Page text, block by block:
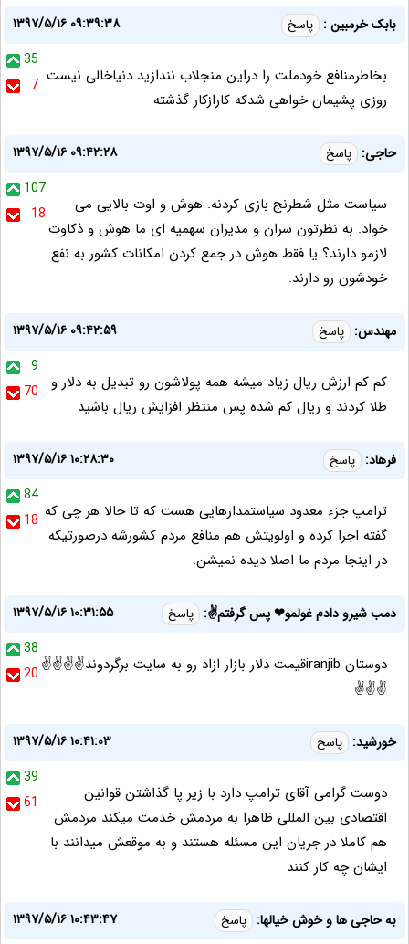
بابک خرمبین : پاسخ
۱۳۹۷/۵/۱۶ ۰۹:۳۹:۳۸
35
7 بخاطرمنافع خودملت را دراین منجلاب نندازید دنیاخالی نیست
روزی پشیمان خواهی شدکه کارازکار گذشته
حاجی: پاسخ
۱۳۹۷/۵/۱۶ ۰۹:۴۲:۲۸
107
18
سیاست مثل شطرنج بازی کردنه. هوش و اوت بالایی می
خواد. به نظرتون سران و مدیران سهمیه ای ما هوش و ذکاوت
لازمو دارند؟ یا فقط هوش در جمع کردن امکانات کشور به نفع
خودشون رو دارند.
مهندس: پاسخ
۱۳۹۷/۵/۱۶ ۰۹:۴۲:۵۹
9
70
کم کم ارزش ریال زیاد میشه همه پولاشون رو تبدیل به دلار و
طلا کردند و ریال کم شده پس منتظر افزایش ریال باشید
فرهاد: پاسخ
۱۳۹۷/۵/۱۶ ۱۰:۲۸:۳۰
84
18 ترامپ جزء معدود سیاستمدارهایی هست که تا حالا هر چی که
گفته اجرا کرده و اولویتش هم منافع مردم کشورشه درصورتیکه
در اینجا مردم ما اصلا دیده نمیشن.
دمب شیرو دادم غولمو❤ پس گرفتم✌: پاسخ
۱۳۹۷/۵/۱۶ ۱۰:۳۱:۵۵
38
20 دوستان iranjibقیمت دلار بازار ازاد رو به سایت برگردوند✌✌✌✌
✌✌✌
خورشید: پاسخ
۱۳۹۷/۵/۱۶ ۱۰:۴۱:۰۳
39
61
دوست گرامی آقای ترامپ دارد با زیر پا گذاشتن قوانین
اقتصادی بین المللی ظاهرا به مردمش خدمت میکند مردمش
هم کاملا در جریان این مسئله هستند و به موقعش میدانند با
ایشان چه کار کنند
به حاجی ها و خوش خیالها: پاسخ
۱۳۹۷/۵/۱۶ ۱۰:۴۳:۴۷